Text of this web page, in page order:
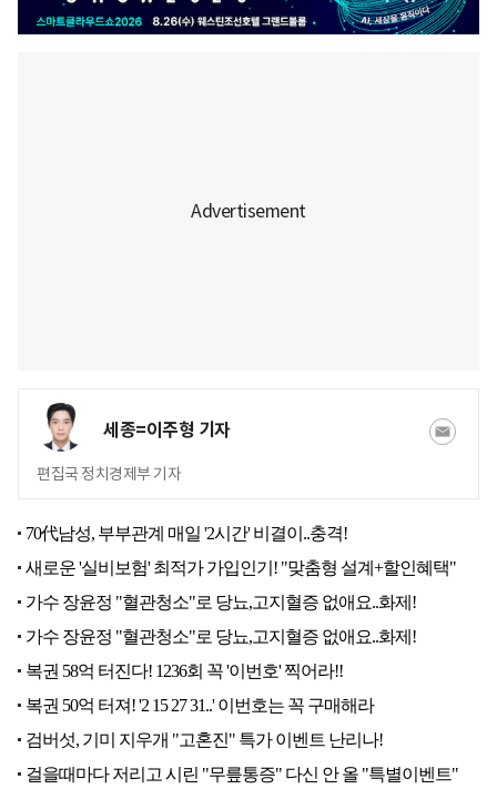
세종=이주형 기자
편집국 정치경제부 기자